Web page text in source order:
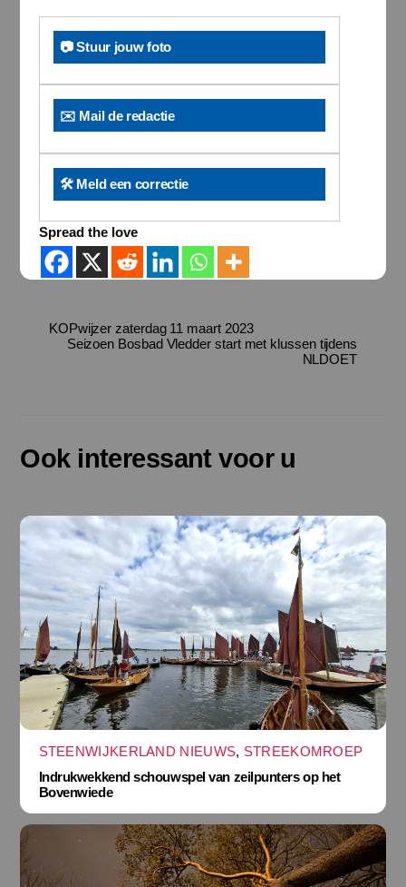
📷 Stuur jouw foto
✉️ Mail de redactie
🛠️ Meld een correctie
Spread the love
KOPwijzer zaterdag 11 maart 2023
Seizoen Bosbad Vledder start met klussen tijdens
NLDOET
Ook interessant voor u
STEENWIJKERLAND NIEUWS, STREEKOMROEP
Indrukwekkend schouwspel van zeilpunters op het
Bovenwiede